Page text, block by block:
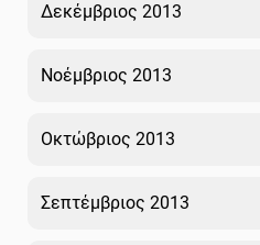
Δεκέμβριος 2013
Νοέμβριος 2013
Οκτώβριος 2013
Σεπτέμβριος 2013